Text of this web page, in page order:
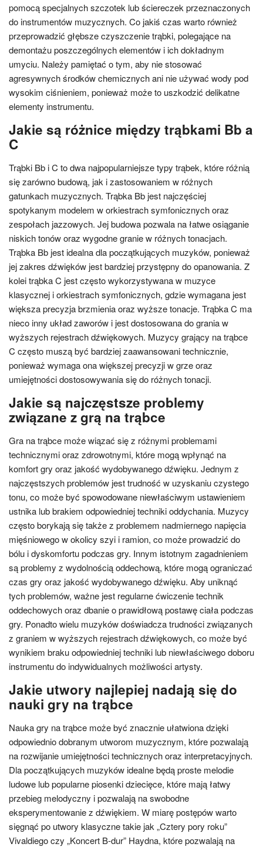
pomocą specjalnych szczotek lub ściereczek przeznaczonych
do instrumentów muzycznych. Co jakiś czas warto również
przeprowadzić głębsze czyszczenie trąbki, polegające na
demontażu poszczególnych elementów i ich dokładnym
umyciu. Należy pamiętać o tym, aby nie stosować
agresywnych środków chemicznych ani nie używać wody pod
wysokim ciśnieniem, ponieważ może to uszkodzić delikatne
elementy instrumentu.
Jakie są różnice między trąbkami Bb a
C
Trąbki Bb i C to dwa najpopularniejsze typy trąbek, które różnią
się zarówno budową, jak i zastosowaniem w różnych
gatunkach muzycznych. Trąbka Bb jest najczęściej
spotykanym modelem w orkiestrach symfonicznych oraz
zespołach jazzowych. Jej budowa pozwala na łatwe osiąganie
niskich tonów oraz wygodne granie w różnych tonacjach.
Trąbka Bb jest idealna dla początkujących muzyków, ponieważ
jej zakres dźwięków jest bardziej przystępny do opanowania. Z
kolei trąbka C jest często wykorzystywana w muzyce
klasycznej i orkiestrach symfonicznych, gdzie wymagana jest
większa precyzja brzmienia oraz wyższe tonacje. Trąbka C ma
nieco inny układ zaworów i jest dostosowana do grania w
wyższych rejestrach dźwiękowych. Muzycy grający na trąbce
C często muszą być bardziej zaawansowani technicznie,
ponieważ wymaga ona większej precyzji w grze oraz
umiejętności dostosowywania się do różnych tonacji.
Jakie są najczęstsze problemy
związane z grą na trąbce
Gra na trąbce może wiązać się z różnymi problemami
technicznymi oraz zdrowotnymi, które mogą wpłynąć na
komfort gry oraz jakość wydobywanego dźwięku. Jednym z
najczęstszych problemów jest trudność w uzyskaniu czystego
tonu, co może być spowodowane niewłaściwym ustawieniem
ustnika lub brakiem odpowiedniej techniki oddychania. Muzycy
często borykają się także z problemem nadmiernego napięcia
mięśniowego w okolicy szyi i ramion, co może prowadzić do
bólu i dyskomfortu podczas gry. Innym istotnym zagadnieniem
są problemy z wydolnością oddechową, które mogą ograniczać
czas gry oraz jakość wydobywanego dźwięku. Aby uniknąć
tych problemów, ważne jest regularne ćwiczenie technik
oddechowych oraz dbanie o prawidłową postawę ciała podczas
gry. Ponadto wielu muzyków doświadcza trudności związanych
z graniem w wyższych rejestrach dźwiękowych, co może być
wynikiem braku odpowiedniej techniki lub niewłaściwego doboru
instrumentu do indywidualnych możliwości artysty.
Jakie utwory najlepiej nadają się do
nauki gry na trąbce
Nauka gry na trąbce może być znacznie ułatwiona dzięki
odpowiednio dobranym utworom muzycznym, które pozwalają
na rozwijanie umiejętności technicznych oraz interpretacyjnych.
Dla początkujących muzyków idealne będą proste melodie
ludowe lub popularne piosenki dziecięce, które mają łatwy
przebieg melodyczny i pozwalają na swobodne
eksperymentowanie z dźwiękiem. W miarę postępów warto
sięgnąć po utwory klasyczne takie jak „Cztery pory roku”
Vivaldiego czy „Koncert B-dur” Haydna, które pozwalają na